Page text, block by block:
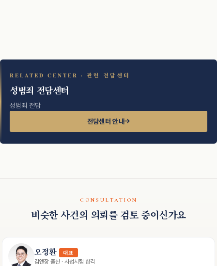
RELATED CENTER · 관련 전담센터
성범죄 전담센터
성범죄 전담
전담센터 안내
CONSULTATION
비슷한 사건의 의뢰를 검토 중이신가요
오정환 대표
김앤장 출신 · 사법시험 합격